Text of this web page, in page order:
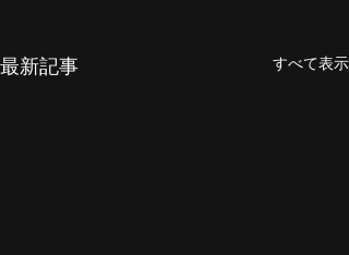
最新記事 すべて表示